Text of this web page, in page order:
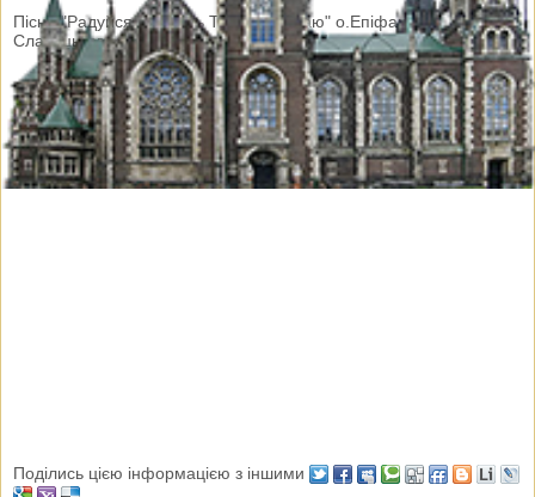
Пісня "Радуйся, радость Твою воспіваю" о.Епіфанія
Славицького у виконанні дяка п. Івана Дутки
Поділись цією інформацією з іншими